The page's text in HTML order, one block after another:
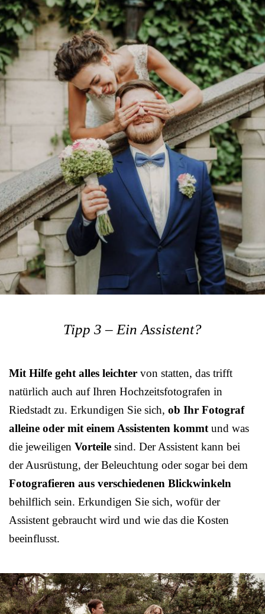
Tipp 3 – Ein Assistent?
Mit Hilfe geht alles leichter von statten, das trifft
natürlich auch auf Ihren Hochzeitsfotografen in
Riedstadt zu. Erkundigen Sie sich, ob Ihr Fotograf
alleine oder mit einem Assistenten kommt und was
die jeweiligen Vorteile sind. Der Assistent kann bei
der Ausrüstung, der Beleuchtung oder sogar bei dem
Fotografieren aus verschiedenen Blickwinkeln
behilflich sein. Erkundigen Sie sich, wofür der
Assistent gebraucht wird und wie das die Kosten
beeinflusst.